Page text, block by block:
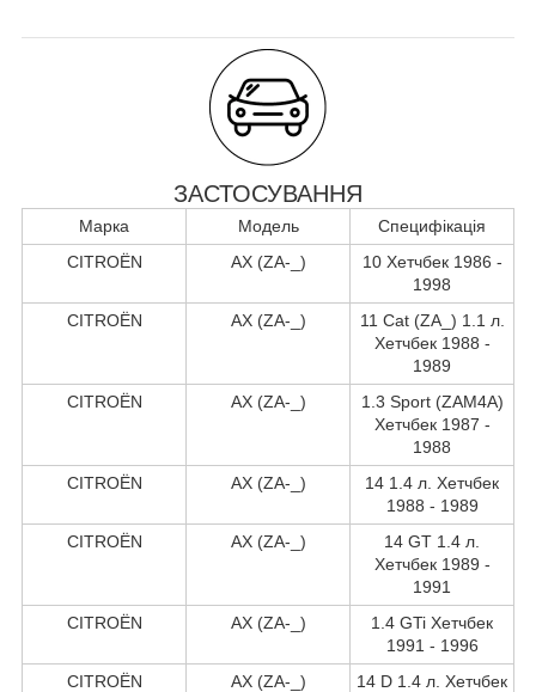
ЗАСТОСУВАННЯ
Марка Модель
Специфікація
CITROËN
AX (ZA-_)
10 Хетчбек 1986 -
1998
CITROËN
AX (ZA-_)
11 Cat (ZA_) 1.1 л.
Хетчбек 1988 -
1989
CITROËN
AX (ZA-_)
1.3 Sport (ZAM4A)
Хетчбек 1987 -
1988
CITROËN
AX (ZA-_)
14 1.4 л. Хетчбек
1988 - 1989
CITROËN
AX (ZA-_)
14 GT 1.4 л.
Хетчбек 1989 -
1991
CITROËN
AX (ZA-_)
1.4 GTi Хетчбек
1991 - 1996
CITROËN
AX (ZA-_)
14 D 1.4 л. Хетчбек